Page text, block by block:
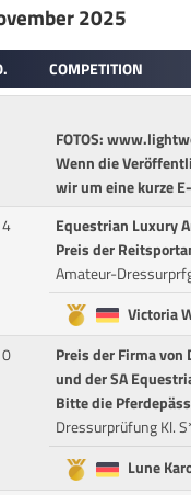
2025
COMPETITION
FOTOS:
Wenn die
wir um eine kurze
Equestrian Luxury
Preis der
Amateur-
Victoria
Preis der Firma
und der SA
Bitte die
Dressurprüfung Kl.
Lune